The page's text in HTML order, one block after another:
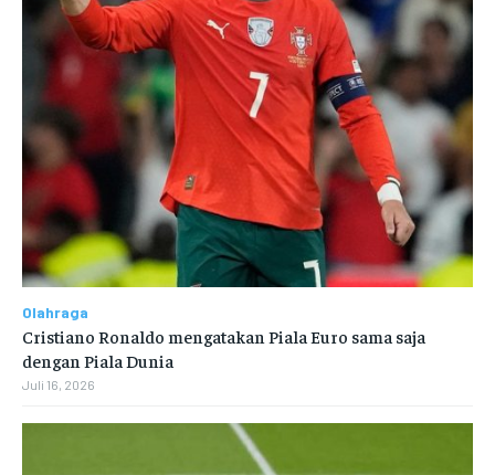
Olahraga
Cristiano Ronaldo mengatakan Piala Euro sama saja
dengan Piala Dunia
Juli 16, 2026